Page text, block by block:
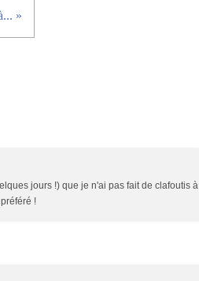
»
jours !) que je n'ai pas fait de clafoutis à
!